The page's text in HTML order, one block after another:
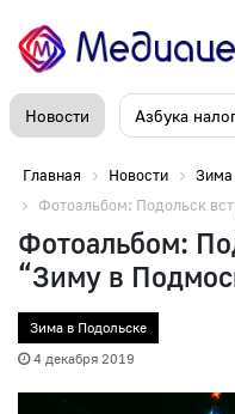
Новости Азбука
Главная Новости
Зима
Фотоальбом: Подольск
Фотоальбом:
“Зиму в
Зима в Подольске
4 декабря 2019